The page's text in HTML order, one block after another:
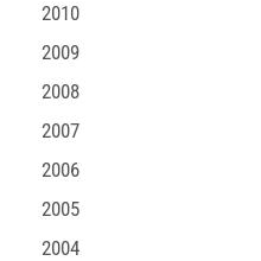
2010
2009
2008
2007
2006
2005
2004